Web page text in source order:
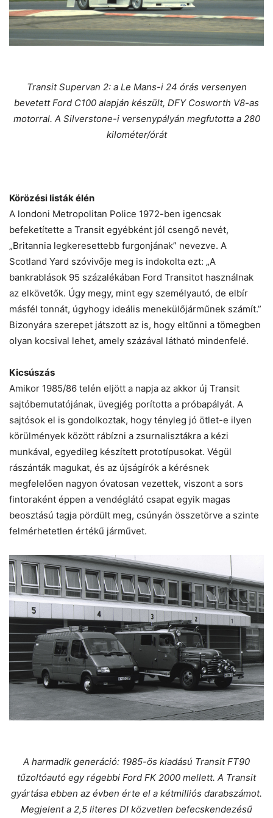
Transit Supervan 2: a Le Mans-i 24 órás versenyen
bevetett Ford C100 alapján készült, DFY Cosworth V8-as
motorral. A Silverstone-i versenypályán megfutotta a 280
kilométer/órát
Körözési listák élén
A londoni Metropolitan Police 1972-ben igencsak
befeketítette a Transit egyébként jól csengő nevét,
„Britannia legkeresettebb furgonjának” nevezve. A
Scotland Yard szóvivője meg is indokolta ezt: „A
bankrablások 95 százalékában Ford Transitot használnak
az elkövetők. Úgy megy, mint egy személyautó, de elbír
másfél tonnát, úgyhogy ideális menekülőjárműnek számít.”
Bizonyára szerepet játszott az is, hogy eltűnni a tömegben
olyan kocsival lehet, amely százával látható mindenfelé.
Kicsúszás
Amikor 1985/86 telén eljött a napja az akkor új Transit
sajtóbemutatójának, üvegjég porította a próbapályát. A
sajtósok el is gondolkoztak, hogy tényleg jó ötlet-e ilyen
körülmények között rábízni a zsurnalisztákra a kézi
munkával, egyedileg készített prototípusokat. Végül
rászánták magukat, és az újságírók a kérésnek
megfelelően nagyon óvatosan vezettek, viszont a sors
fintoraként éppen a vendéglátó csapat egyik magas
beosztású tagja pördült meg, csúnyán összetörve a szinte
felmérhetetlen értékű járművet.
A harmadik generáció: 1985-ös kiadású Transit FT90
tűzoltóautó egy régebbi Ford FK 2000 mellett. A Transit
gyártása ebben az évben érte el a kétmilliós darabszámot.
Megjelent a 2,5 literes DI közvetlen befecskendezésű